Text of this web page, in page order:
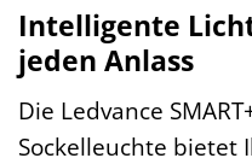
Intelligente
jeden Anlass
Die Ledvance
Sockelleuchte bietet